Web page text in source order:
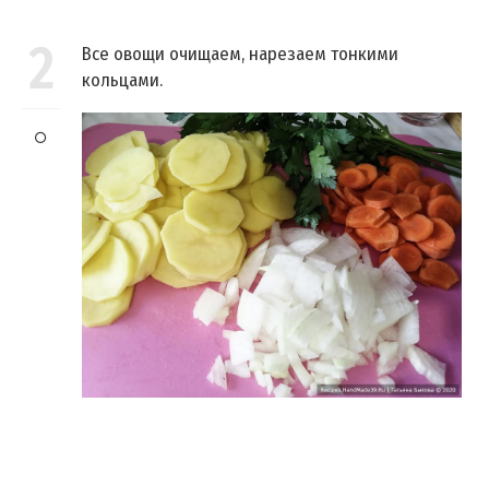
2
Все овощи очищаем, нарезаем тонкими
кольцами.